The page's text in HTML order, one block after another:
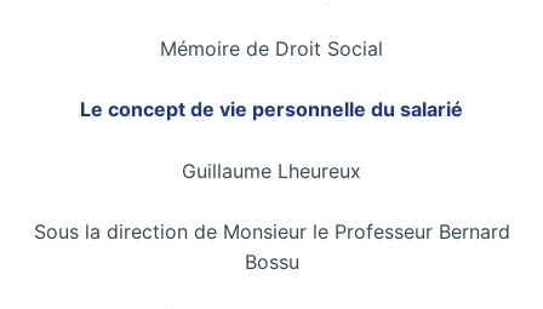
Mémoire de Droit Social
Le concept de vie personnelle du salarié
Guillaume Lheureux
Sous la direction de Monsieur le Professeur Bernard
Bossu